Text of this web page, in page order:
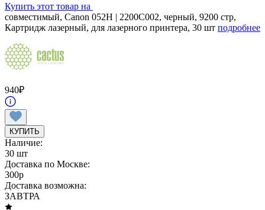
Купить этот товар на
совместимый, Canon 052H | 2200C002, черный, 9200 стр,
Картридж лазерный, для лазерного принтера, 30 шт подробнее
940₽
КУПИТЬ
Наличие:
30 шт
Доставка по Москве:
300p
Доставка возможна:
ЗАВТРА